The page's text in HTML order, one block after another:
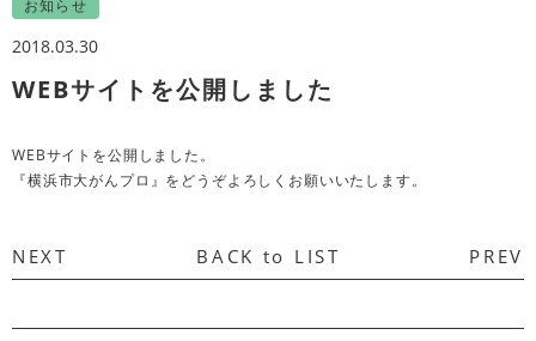
お知らせ
2018.03.30
WEBサイトを公開しました
WEBサイトを公開しました。
『横浜市大がんプロ』をどうぞよろしくお願いいたします。
NEXT BACK to LIST PREV